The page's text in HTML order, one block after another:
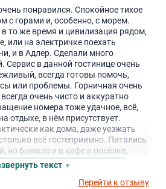
понравился. Спокойное тихое
с горами и, особенно, с морем.
то же время и цивилизация рядом,
или на электричке поехать
и в Адлер. Сделали много
Сервис в данной гостинице очень
всегда готовы помочь,
или проблемы. Горничная очень
очень чисто и аккуратно
номера тоже удачное, всё,
отдыхе, в нём присутствует.
как дома, даже уезжать
всё гостеприимно. Питались
но бывало и в кафе в посёлке,
на обед в санаторий. В общем,
текст
Перейти к отзыву